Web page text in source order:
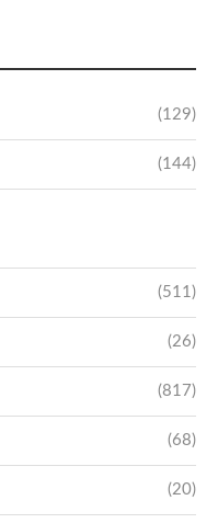
(129)
(144)
(511)
(26)
(817)
(68)
(20)